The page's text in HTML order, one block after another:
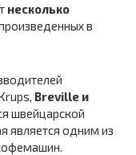
несколько
в
Breville и
швейцарской
является одним из